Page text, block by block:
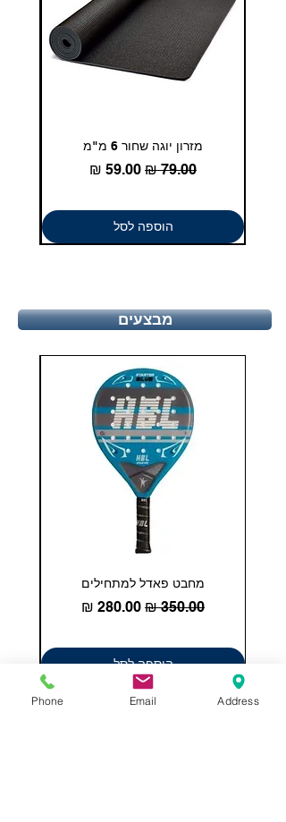
מזרון יוגה שחור 6 מ"מ
מחיר רגילמחיר מבצע
הוספה לסל
מבצעים
מחבט פאדל למתחילים
מחיר רגיל מחיר מבצע
הוספה לסל
Phone Email Address